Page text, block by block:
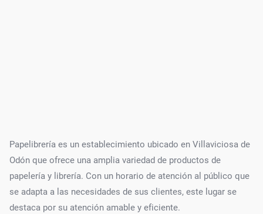
Papelibrería es un establecimiento ubicado en Villaviciosa de
Odón que ofrece una amplia variedad de productos de
papelería y librería. Con un horario de atención al público que
se adapta a las necesidades de sus clientes, este lugar se
destaca por su atención amable y eficiente.